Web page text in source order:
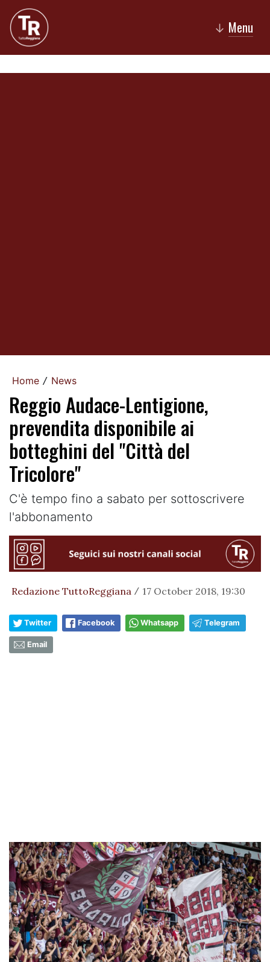
↓ Menu
Home / News
Reggio Audace-Lentigione,
prevendita disponibile ai
botteghini del "Città del
Tricolore"
C'è tempo fino a sabato per sottoscrivere
l'abbonamento
Redazione TuttoReggiana / 17 October 2018, 19:30
Twitter Facebook Whatsapp Telegram
Email